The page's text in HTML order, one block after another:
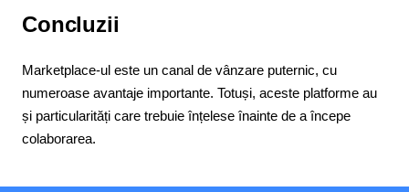
Concluzii
Marketplace-ul este un canal de vânzare puternic, cu
numeroase avantaje importante. Totuși, aceste platforme au
și particularități care trebuie înțelese înainte de a începe
colaborarea.